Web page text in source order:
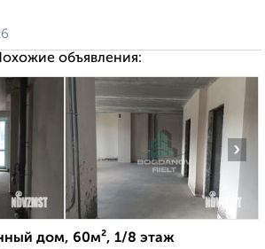
объявления:
›
дом, 60м², 1/8 этаж